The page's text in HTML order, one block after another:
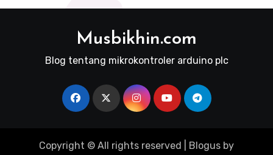
Musbikhin.com
Blog tentang mikrokontroler arduino plc
Copyright © All rights reserved Blogus by